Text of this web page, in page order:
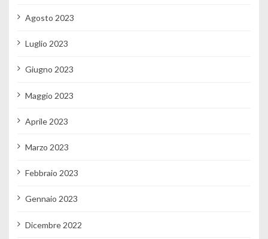
Agosto 2023
Luglio 2023
Giugno 2023
Maggio 2023
Aprile 2023
Marzo 2023
Febbraio 2023
Gennaio 2023
Dicembre 2022